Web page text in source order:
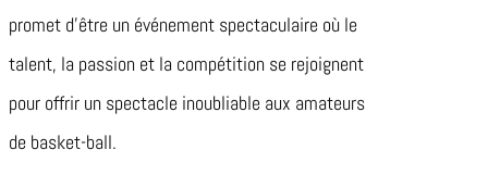
promet d’être un événement spectaculaire où le
talent, la passion et la compétition se rejoignent
pour offrir un spectacle inoubliable aux amateurs
de basket-ball.